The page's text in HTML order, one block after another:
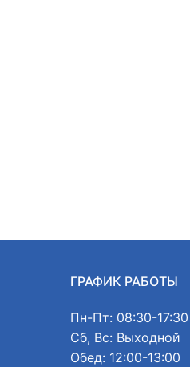
ГРАФИК РАБОТЫ
Пн-Пт: 08:30-17:30
Сб, Вс: Выходной
Обед: 12:00-13:00